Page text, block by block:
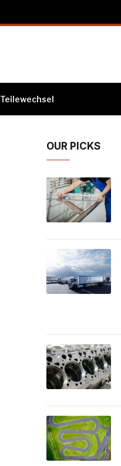
Teilewechsel
OUR PICKS